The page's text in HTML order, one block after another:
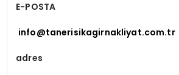
E-POSTA
info@tanerisikagirnakliyat.com.tr
adres